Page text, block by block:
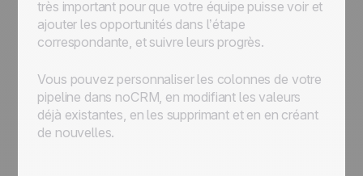
très important pour que votre équipe puisse voir et
ajouter les opportunités dans l’étape
correspondante, et suivre leurs progrès.
Vous pouvez personnaliser les colonnes de votre
pipeline dans noCRM, en modifiant les valeurs
déjà existantes, en les supprimant et en en créant
de nouvelles.